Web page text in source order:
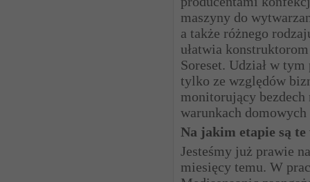
maszyny do
a także różnego
ułatwia
Soreset. Udział w
tylko ze względów
monitorujący
warunkach
Na jakim etapie są te
Jesteśmy już prawie
miesięcy temu. W